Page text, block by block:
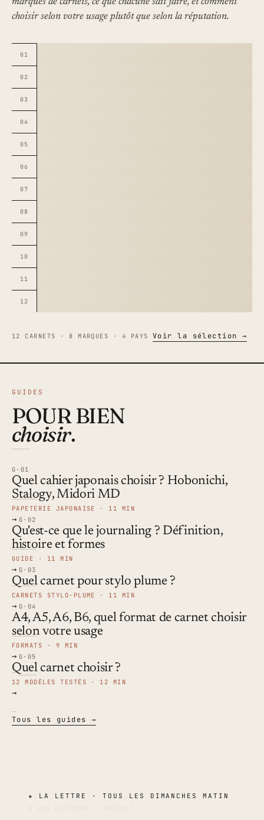
marques de carnets, ce que chacune sait faire, et comment
choisir selon votre usage plutôt que selon la réputation.
01
02
03
04
05
06
07
08
09
10
11
12
12 CARNETS · 8 MARQUES · 4 PAYSVoir la sélection →
GUIDES
POUR BIEN
choisir.
G·01
Quel cahier japonais choisir ? Hobonichi,
Stalogy, Midori MD
PAPETERIE JAPONAISE · 11 MIN
→ G·02
Qu'est-ce que le journaling ? Définition,
histoire et formes
GUIDE · 11 MIN
→ G·03
Quel carnet pour stylo plume ?
CARNETS STYLO-PLUME · 11 MIN
→ G·04
A4, A5, A6, B6, quel format de carnet choisir
selon votre usage
FORMATS · 9 MIN
→ G·05
Quel carnet choisir ?
12 MODÈLES TESTÉS · 12 MIN
→
Tous les guides →
★ LA LETTRE · TOUS LES DIMANCHES MATIN